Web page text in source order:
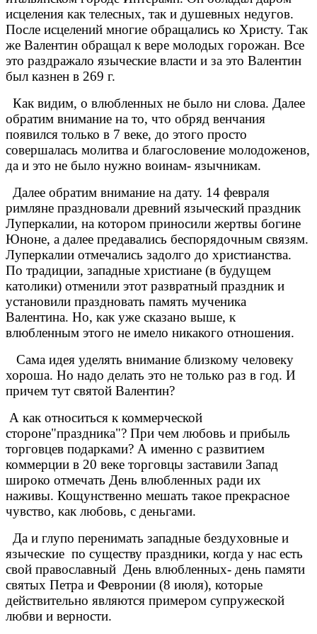
исцеления как телесных, так и душевных недугов.
После исцелений многие обращались ко Христу. Так
же Валентин обращал к вере молодых горожан. Все
это раздражало языческие власти и за это Валентин
был казнен в 269 г.
Как видим, о влюбленных не было ни слова. Далее
обратим внимание на то, что обряд венчания
появился только в 7 веке, до этого просто
совершалась молитва и благословение молодоженов,
да и это не было нужно воинам- язычникам.
Далее обратим внимание на дату. 14 февраля
римляне праздновали древний языческий праздник
Луперкалии, на котором приносили жертвы богине
Юноне, а далее предавались беспорядочным связям.
Луперкалии отмечались задолго до христианства.
По традиции, западные христиане (в будущем
католики) отменили этот развратный праздник и
установили праздновать память мученика
Валентина. Но, как уже сказано выше, к
влюбленным этого не имело никакого отношения.
Сама идея уделять внимание близкому человеку
хороша. Но надо делать это не только раз в год. И
причем тут святой Валентин?
А как относиться к коммерческой
стороне"праздника"? При чем любовь и прибыль
торговцев подарками? А именно с развитием
коммерции в 20 веке торговцы заставили Запад
широко отмечать День влюбленных ради их
наживы. Кощунственно мешать такое прекрасное
чувство, как любовь, с деньгами.
Да и глупо перенимать западные бездуховные и
языческие по существу праздники, когда у нас есть
свой православный День влюбленных- день памяти
святых Петра и Февронии (8 июля), которые
действительно являются примером супружеской
любви и верности.